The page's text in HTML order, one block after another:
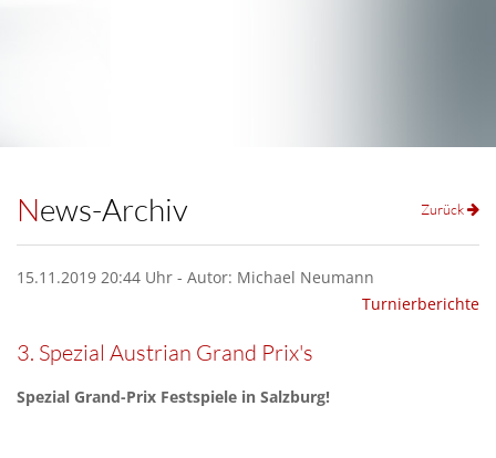
News-Archiv Zurück
15.11.2019 20:44 Uhr - Autor: Michael Neumann
Turnierberichte
3. Spezial Austrian Grand Prix's
Spezial Grand-Prix Festspiele in Salzburg!